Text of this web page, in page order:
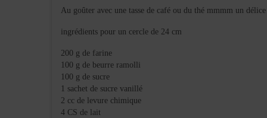
Au goûter avec une tasse de café ou du thé mmmm un délice
ingrédients pour un cercle de 24 cm
200 g de farine
100 g de beurre ramolli
100 g de sucre
1 sachet de sucre vanillé
2 cc de levure chimique
4 CS de lait